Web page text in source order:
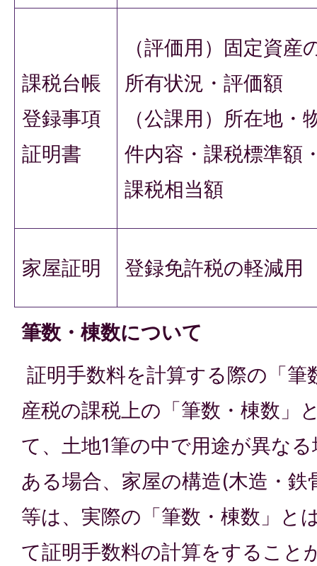
課税台帳
登録事項
証明書
（評価用）固定資産
所有状況・評価額
（公課用）所在地・
件内容・課税標準額
課税相当額
家屋証明 登録免許税の軽減用
筆数・棟数について
証明手数料を計算する際の「筆
産税の課税上の「筆数・棟数」
て、土地1筆の中で用途が異な
ある場合、家屋の構造(木造・
等は、実際の「筆数・棟数」と
て証明手数料の計算をすること